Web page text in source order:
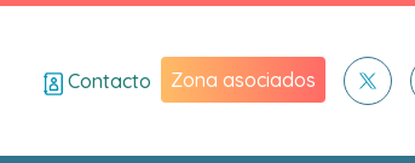
Contacto Zona asociados